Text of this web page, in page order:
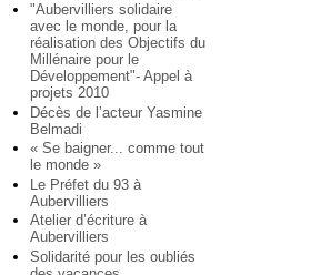
"Aubervilliers solidaire
avec le monde, pour la
réalisation des Objectifs du
Millénaire pour le
Développement"- Appel à
projets 2010
Décès de l’acteur Yasmine
Belmadi
« Se baigner... comme tout
le monde »
Le Préfet du 93 à
Aubervilliers
Atelier d’écriture à
Aubervilliers
Solidarité pour les oubliés